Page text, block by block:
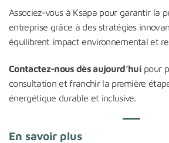
Associez-vous à Ksapa pour garantir la
entreprise grâce à des stratégies
équilibrent impact environnemental et
Contactez-nous dès aujourd’huipour
consultation et franchir la première
énergétique durable et inclusive.
En savoir plus